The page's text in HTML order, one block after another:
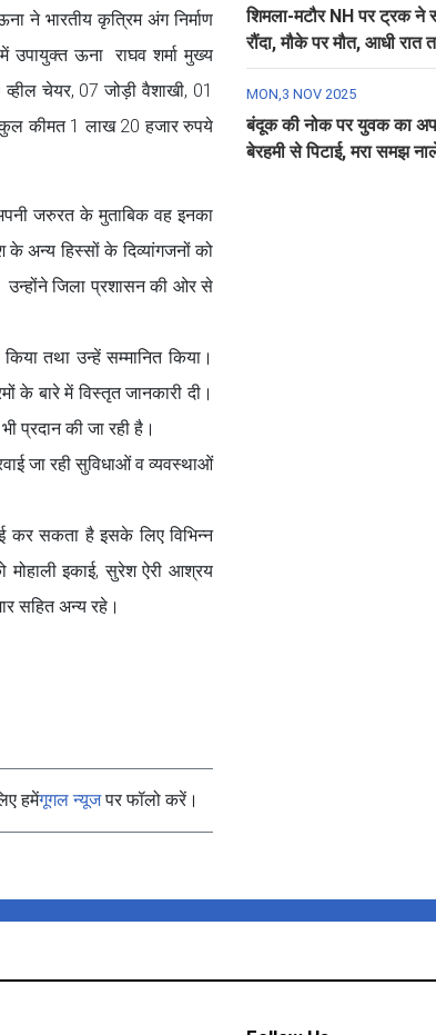
ने भारतीय कृत्रिम अंग निर्माण
उपायुक्त ऊना राघव शर्मा मुख्य
चेयर, 07 जोड़ी वैशाखी, 01
कुल कीमत 1 लाख 20 हजार रुपये
जरुरत के मुताबिक वह इनका
अन्य हिस्सों के दिव्यांगजनों को
उन्होंने जिला प्रशासन की ओर से
तथा उन्हें सम्मानित किया।
के बारे में विस्तृत जानकारी दी।
प्रदान की जा रही है।
जा रही सुविधाओं व व्यवस्थाओं
कर सकता है इसके लिए विभिन्न
मोहाली इकाई, सुरेश ऐरी आश्रय
सहित अन्य रहे।
हमेंगूगल न्यूजपर फॉलो करें।
शिमला-मटौर NH पर ट्रक ने
रौंदा, मौके पर मौत, आधी रात
MON,3 NOV 2025
बंदूक की नोक पर युवक का
बेरहमी से पिटाई, मरा समझ